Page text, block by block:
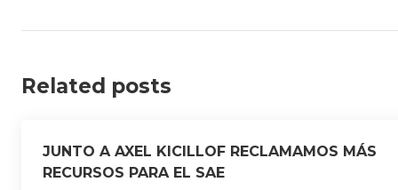
Related posts
JUNTO A AXEL KICILLOF RECLAMAMOS MÁS
RECURSOS PARA EL SAE